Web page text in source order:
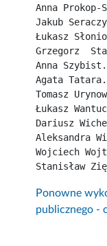
Anna
Jakub
Łukasz
Grzegorz
Anna
Agata
Tomasz
Łukasz
Dariusz
Wojciech
Ponowne
publicznego -